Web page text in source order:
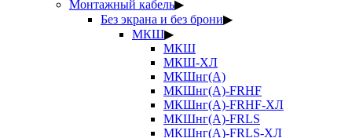
Монтажный кабель▶
Без экрана и без брони▶
МКШ▶
МКШ
МКШ-ХЛ
МКШнг(А)
МКШнг(А)-FRHF
МКШнг(А)-FRHF-ХЛ
МКШнг(А)-FRLS
МКШнг(А)-FRLS-ХЛ